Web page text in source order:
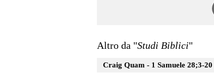
Altro da "Studi Biblici"
Craig Quam - 1 Samuele 28;3-20